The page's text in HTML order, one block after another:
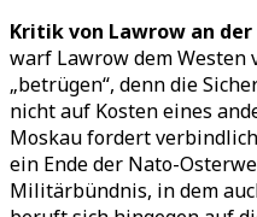
Kritik von Lawrow an
warf Lawrow dem Westen
„betrügen“, denn die
nicht auf Kosten eines
Moskau fordert
ein Ende der Nato-
Militärbündnis, in dem